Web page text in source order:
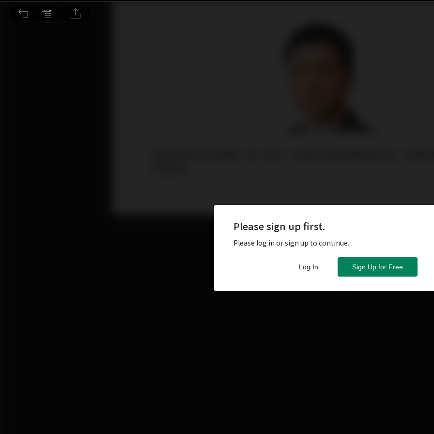
首季水電及太陽能發電量較高速增長
Please sign up first.
Please log in or sign up to continue.
Sign Up for Free
Log In